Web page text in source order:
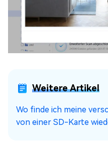
Weitere Artikel
Wo finde ich meine
von einer SD-Karte